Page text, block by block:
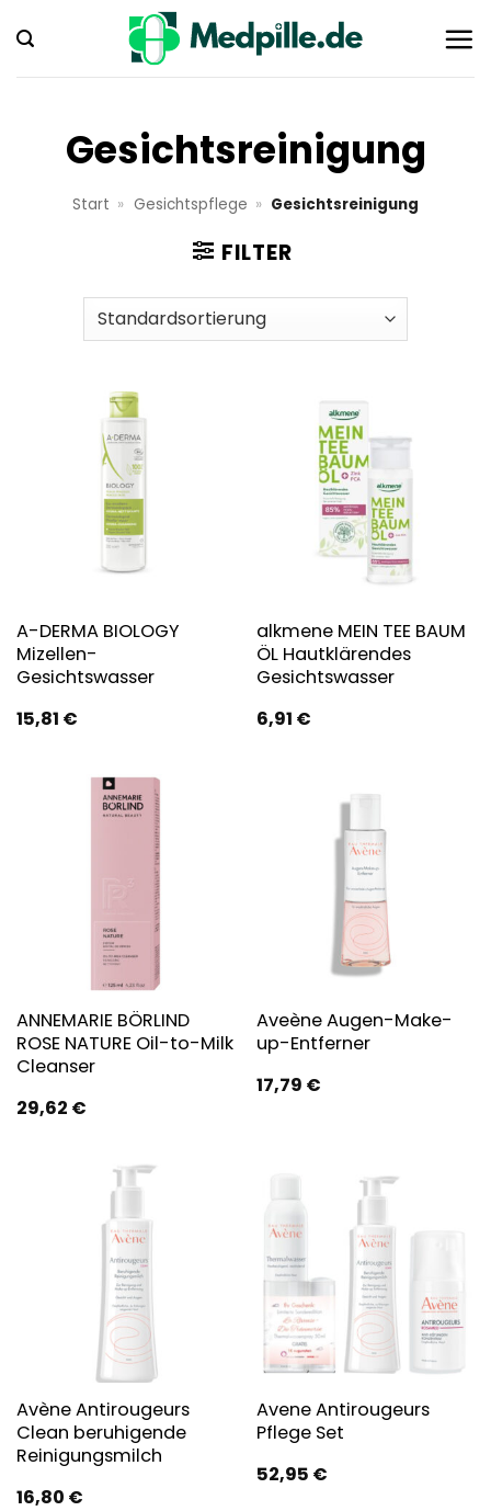
Inhalt
springen
Gesichtsreinigung
Start » Gesichtspflege » Gesichtsreinigung
FILTER
A-DERMA BIOLOGY
Mizellen-
Gesichtswasser
15,81 €
alkmene MEIN TEE BAUM
ÖL Hautklärendes
Gesichtswasser
6,91 €
ANNEMARIE BÖRLIND
ROSE NATURE Oil-to-Milk
Cleanser
29,62 €
Aveène Augen-Make-
up-Entferner
17,79 €
Avène Antirougeurs
Clean beruhigende
Reinigungsmilch
16,80 €
Avene Antirougeurs
Pflege Set
52,95 €